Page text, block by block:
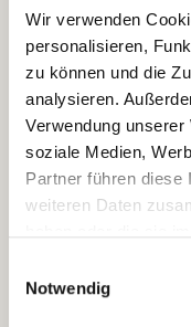
Wir verwenden
personalisieren,
zu können und die
analysieren.
Verwendung
soziale Medien,
Partner führen diese
weiteren Daten
Wenn Sie auf
Sie der
Notwendig
Ich bin damit
ausschließlich zum
verarbeitet, auf IT-
GmbH, Heinrich-von-
(Betreiber) gespeichert
verantwortliche Stelle
werden.
Diese
Weitere Details können